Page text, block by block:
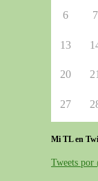
6 7
13
20 21
27
Mi TL en
Tweets por